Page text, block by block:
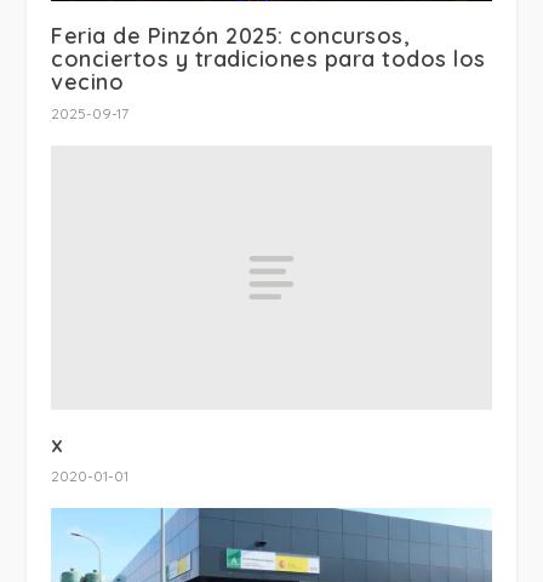
Feria de Pinzón 2025: concursos,
conciertos y tradiciones para todos los
vecino
2025-09-17
x
2020-01-01